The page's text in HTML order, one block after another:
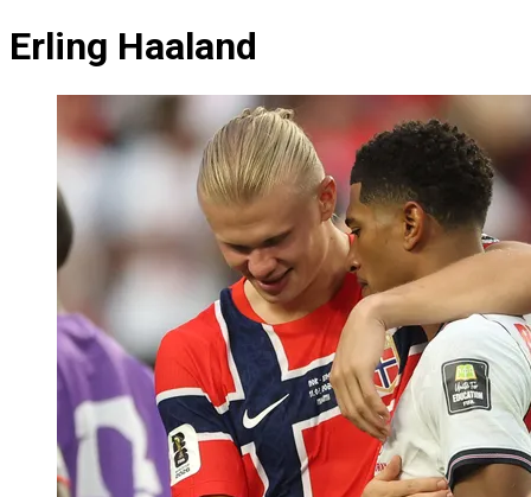
Erling Haaland